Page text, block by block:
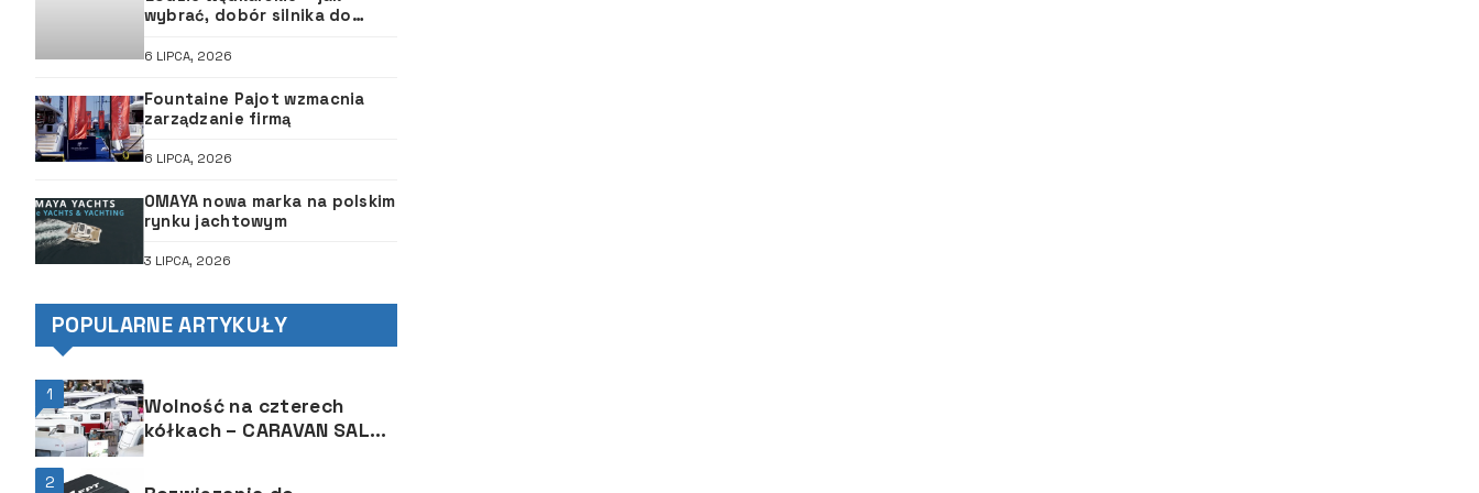
wybrać, dobór silnika do
6 LIPCA, 2026
Fountaine Pajot wzmacnia
zarządzanie firmą
6 LIPCA, 2026
OMAYA nowa marka na polskim
rynku jachtowym
3 LIPCA, 2026
POPULARNE ARTYKUŁY
1
Wolność na czterech
kółkach – CARAVAN SALON
2025
2